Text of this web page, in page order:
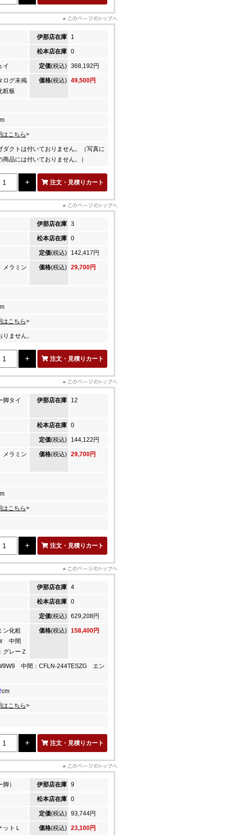
伊那店在庫 1
松本店在庫 0
イ 定価(税込) 368,192円
ログ未掲
粧板
価格(税込) 49,500円
こちら>
ダクトは付いておりません。（写真に
品には付いておりません。）
注文・見積りカート
伊那店在庫 3
松本店在庫 0
定価(税込) 142,417円
メラミン
価格(税込) 29,700円
こちら>
ません。
注文・見積りカート
脚タイ
伊那店在庫 12
松本店在庫 0
定価(税込) 144,122円
メラミン
価格(税込) 29,700円
こちら>
注文・見積りカート
伊那店在庫 4
松本店在庫 0
定価(税込) 629,208円
ン化粧
中間
レーＺ
価格(税込) 158,400円
中間：CFLN-244TESZG エン
cm
こちら>
注文・見積りカート
） 伊那店在庫 9
松本店在庫 0
定価(税込) 93,744円
ットＬ 価格(税込) 23,100円